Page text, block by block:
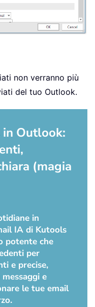
non verranno più
del tuo Outlook.
Outlook:
(magia
in
IA di Kutools
potente che
per
e precise,
e
le tue email